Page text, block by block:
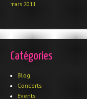
mars 2011
Catégories
Blog
Concerts
Events